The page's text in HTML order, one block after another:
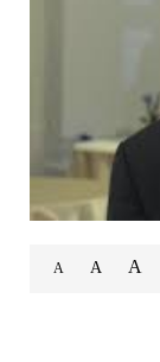
A
A
A